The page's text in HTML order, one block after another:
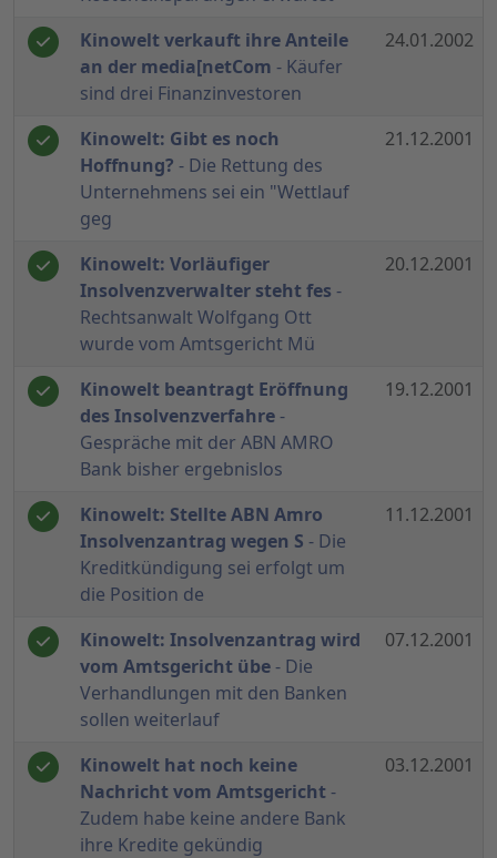
Kinowelt verkauft ihre Anteile
an der media[netCom - Käufer
sind drei Finanzinvestoren
24.01.2002
Kinowelt: Gibt es noch
Hoffnung? - Die Rettung des
Unternehmens sei ein "Wettlauf
geg
21.12.2001
Kinowelt: Vorläufiger
Insolvenzverwalter steht fes -
Rechtsanwalt Wolfgang Ott
wurde vom Amtsgericht Mü
20.12.2001
Kinowelt beantragt Eröffnung
des Insolvenzverfahre-
Gespräche mit der ABN AMRO
Bank bisher ergebnislos
19.12.2001
Kinowelt: Stellte ABN Amro
Insolvenzantrag wegen S - Die
Kreditkündigung sei erfolgt um
die Position de
11.12.2001
Kinowelt: Insolvenzantrag wird
vom Amtsgericht übe- Die
Verhandlungen mit den Banken
sollen weiterlauf
07.12.2001
Kinowelt hat noch keine
Nachricht vom Amtsgericht -
Zudem habe keine andere Bank
ihre Kredite gekündig
03.12.2001